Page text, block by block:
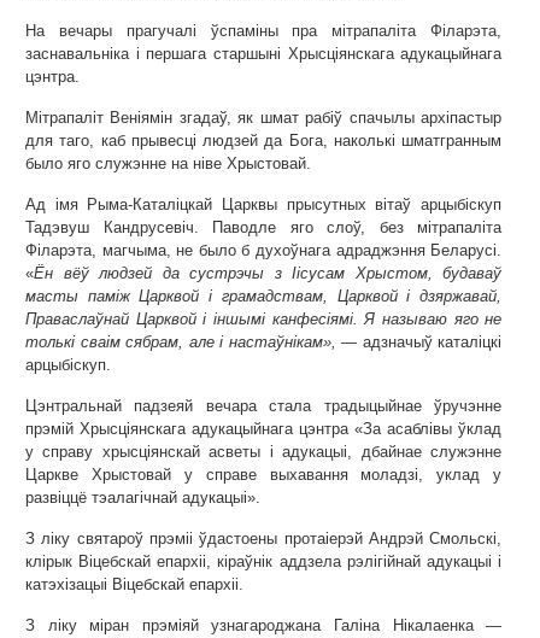
На вечары прагучалі ўспаміны пра мітрапаліта Філарэта,
заснавальніка і першага старшыні Хрысціянскага адукацыйнага
цэнтра.
Мітрапаліт Веніямін згадаў, як шмат рабіў спачылы архіпастыр
для таго, каб прывесці людзей да Бога, наколькі шматгранным
было яго служэнне на ніве Хрыстовай.
Ад імя Рыма-Каталіцкай Царквы прысутных вітаў арцыбіскуп
Тадэвуш Кандрусевіч. Паводле яго слоў, без мітрапаліта
Філарэта, магчыма, не было б духоўнага адраджэння Беларусі.
«Ён вёў людзей да сустрэчы з Іісусам Хрыстом, будаваў
масты паміж Царквой і грамадствам, Царквой і дзяржавай,
Праваслаўнай Царквой і іншымі канфесіямі. Я называю яго не
толькі сваім сябрам, але і настаўнікам», — адзначыў каталіцкі
арцыбіскуп.
Цэнтральнай падзеяй вечара стала традыцыйнае ўручэнне
прэмій Хрысціянскага адукацыйнага цэнтра «За асаблівы ўклад
у справу хрысціянскай асветы і адукацыі, дбайнае служэнне
Царкве Хрыстовай у справе выхавання моладзі, уклад у
развіццё тэалагічнай адукацыі».
З ліку святароў прэміі ўдастоены протаіерэй Андрэй Смольскі,
клірык Віцебскай епархіі, кіраўнік аддзела рэлігійнай адукацыі і
катэхізацыі Віцебскай епархіі.
З ліку міран прэміяй узнагароджана Галіна Нікалаенка —